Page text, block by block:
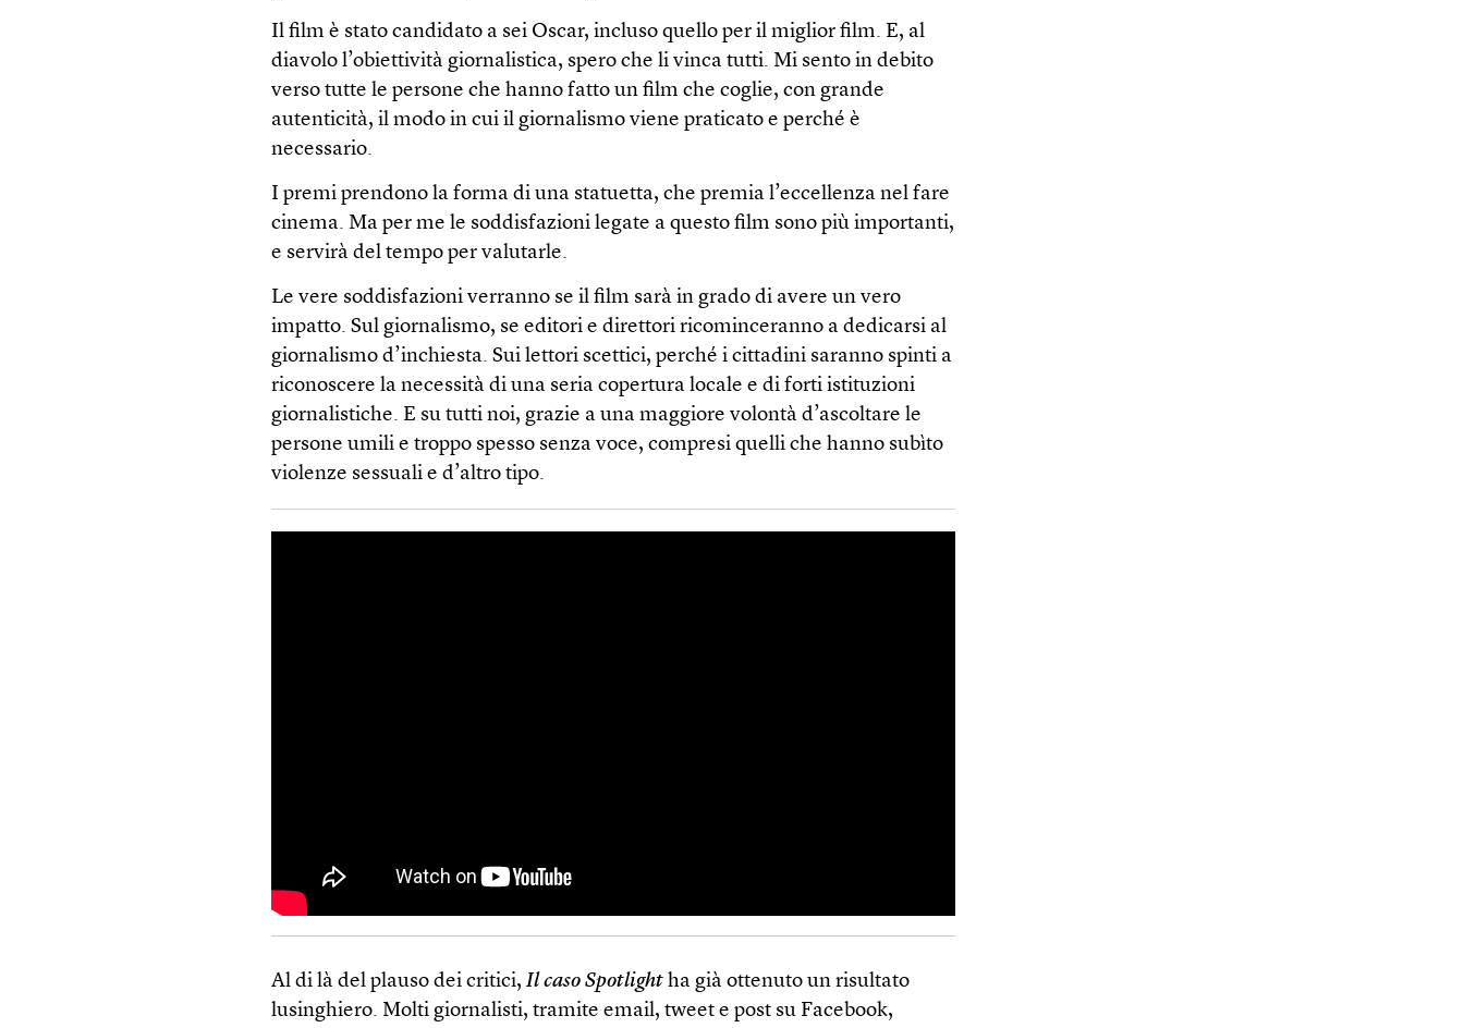
Il film è stato candidato a sei Oscar, incluso quello per il miglior film. E, al
diavolo l’obiettività giornalistica, spero che li vinca tutti. Mi sento in debito
verso tutte le persone che hanno fatto un film che coglie, con grande
autenticità, il modo in cui il giornalismo viene praticato e perché è
necessario.
I premi prendono la forma di una statuetta, che premia l’eccellenza nel fare
cinema. Ma per me le soddisfazioni legate a questo film sono più importanti,
e servirà del tempo per valutarle.
Le vere soddisfazioni verranno se il film sarà in grado di avere un vero
impatto. Sul giornalismo, se editori e direttori ricominceranno a dedicarsi al
giornalismo d’inchiesta. Sui lettori scettici, perché i cittadini saranno spinti a
riconoscere la necessità di una seria copertura locale e di forti istituzioni
giornalistiche. E su tutti noi, grazie a una maggiore volontà d’ascoltare le
persone umili e troppo spesso senza voce, compresi quelli che hanno subìto
violenze sessuali e d’altro tipo.
Al di là del plauso dei critici,Il caso Spotlight ha già ottenuto un risultato
lusinghiero. Molti giornalisti, tramite email, tweet e post su Facebook,